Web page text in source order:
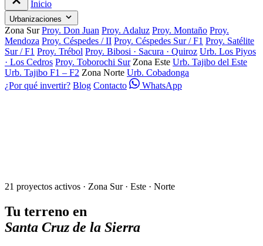
Inicio
Urbanizaciones
Zona Sur Proy. Don Juan Proy. Adaluz Proy. Montaño Proy.
Mendoza Proy. Céspedes / II Proy. Céspedes Sur / F1 Proy. Satélite
Sur / F1 Proy. Trébol Proy. Bibosi · Sacura · Quiroz Urb. Los Piyos
· Los Cedros Proy. Toborochi Sur Zona Este Urb. Tajibo del Este
Urb. Tajibo F1 – F2 Zona Norte Urb. Cobadonga
¿Por qué invertir? Blog Contacto WhatsApp
21 proyectos activos · Zona Sur · Este · Norte
Tu terreno en
Santa Cruz de la Sierra